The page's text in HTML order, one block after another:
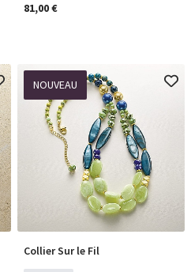
81,00 €
NOUVEAU
COMMANDER
Collier Sur le Fil